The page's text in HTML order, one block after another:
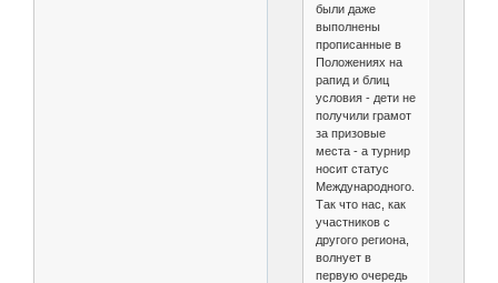
были даже
выполнены
прописанные в
Положениях на
рапид и блиц
условия - дети не
получили грамот
за призовые
места - а турнир
носит статус
Международного.
Так что нас, как
участников с
другого региона,
волнует в
первую очередь